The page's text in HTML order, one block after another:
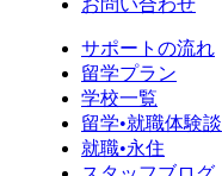
お問い合わせ
サポートの流れ
留学プラン
学校一覧
留学•就職体験談
就職•永住